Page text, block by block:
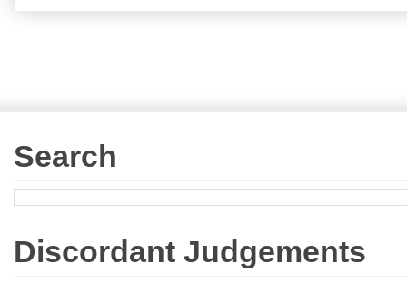
Search
Discordant Judgements